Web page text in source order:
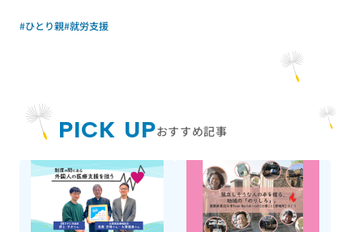
PICK UPおすすめ記事
#ひとり親#就労支援